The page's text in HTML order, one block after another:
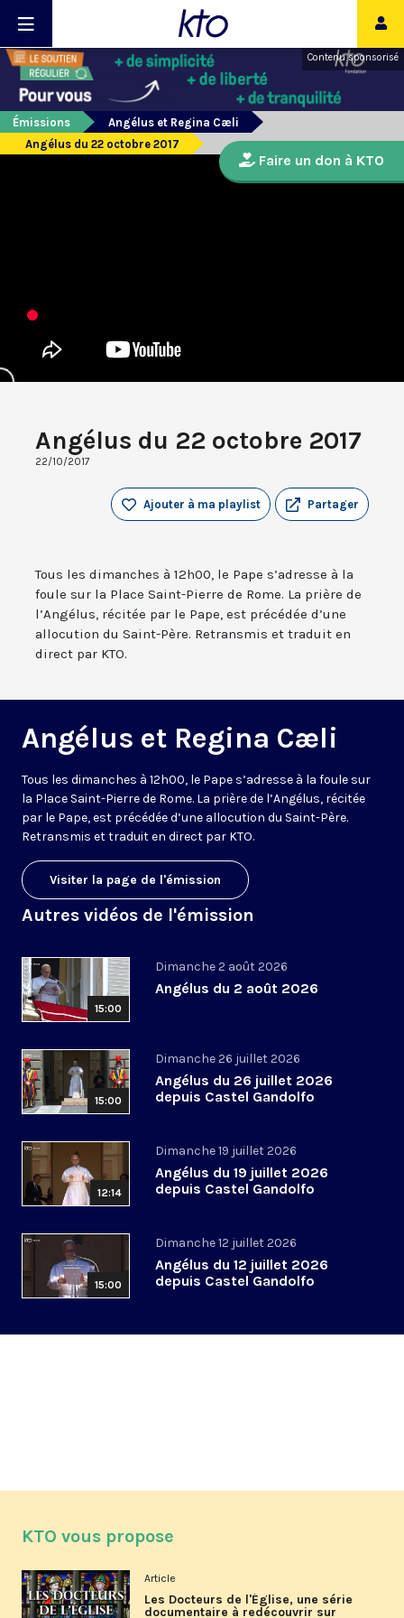
Contenu sponsorisé
Émissions
Angélus et Regina Cæli
Angélus du 22 octobre 2017
Angélus du 22 octobre 2017
22/10/2017
Partager
Ajouter à ma playlist
Tous les dimanches à 12h00, le Pape s’adresse à la
foule sur la Place Saint-Pierre de Rome. La prière de
l’Angélus, récitée par le Pape, est précédée d’une
allocution du Saint-Père. Retransmis et traduit en
direct par KTO.
Angélus et Regina Cæli
Tous les dimanches à 12h00, le Pape s’adresse à la foule sur
la Place Saint-Pierre de Rome. La prière de l’Angélus, récitée
par le Pape, est précédée d’une allocution du Saint-Père.
Retransmis et traduit en direct par KTO.
Visiter la page de l'émission
Autres vidéos de l'émission
15:00
Dimanche 2 août 2026
Angélus du 2 août 2026
15:00
Dimanche 26 juillet 2026
Angélus du 26 juillet 2026
depuis Castel Gandolfo
12:14
Dimanche 19 juillet 2026
Angélus du 19 juillet 2026
depuis Castel Gandolfo
15:00
Dimanche 12 juillet 2026
Angélus du 12 juillet 2026
depuis Castel Gandolfo
Faire un don à KTO
KTO vous propose
Article
Les Docteurs de l'Église, une série
documentaire à redécouvrir sur